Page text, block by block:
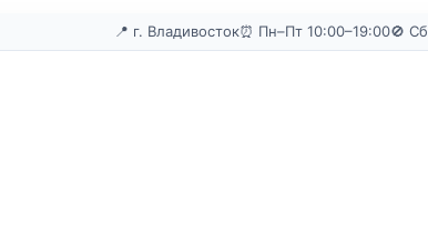
📍 г. Владивосток⏰ Пн–Пт 10:00–19:00🚫